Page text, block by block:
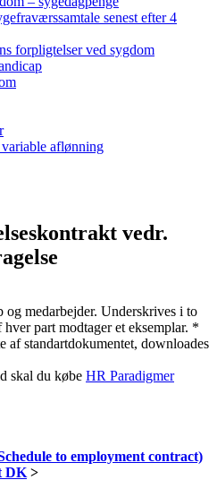
senest efter 4
forpligtelser ved sygdom
aflønning
vedr.
og medarbejder. Underskrives i to
part modtager et eksemplar. *
af standartdokumentet, downloades
skal du købe HR Paradigmer
to employment contract)
DK >